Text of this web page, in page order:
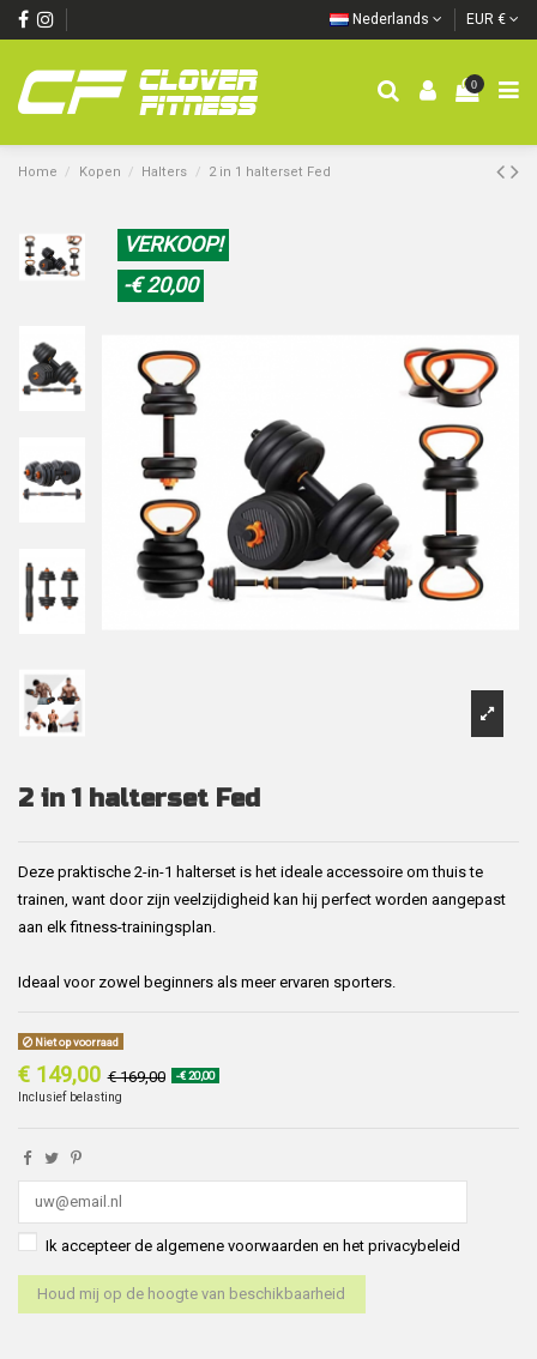
Nederlands EUR €
0
Home Kopen Halters 2 in 1 halterset Fed
VERKOOP!
-€ 20,00
2 in 1 halterset Fed
Deze praktische 2-in-1 halterset is het ideale accessoire om thuis te
trainen, want door zijn veelzijdigheid kan hij perfect worden aangepast
aan elk fitness-trainingsplan.
Ideaal voor zowel beginners als meer ervaren sporters.
Niet op voorraad
€ 149,00 € 169,00 -€ 20,00
Inclusief belasting
Ik accepteer de algemene voorwaarden en het privacybeleid